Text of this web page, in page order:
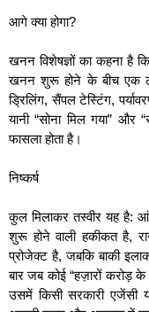
आगे क्या होगा?
खनन विशेषज्ञों का कहना है
खनन शुरू होने के बीच एक
ड्रिलिंग, सैंपल टेस्टिंग,
यानी “सोना मिल गया”
फासला होता है।
निष्कर्ष
कुल मिलाकर तस्वीर यह है:
शुरू होने वाली हकीकत है,
प्रोजेक्ट है, जबकि बाकी
बार जब कोई “हज़ारों करोड़
उसमें किसी सरकारी एजेंसी